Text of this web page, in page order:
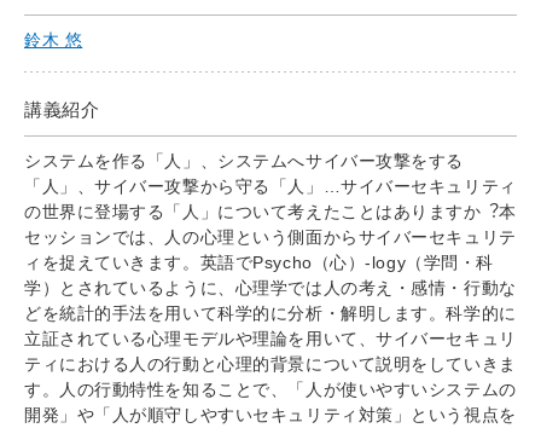
鈴木 悠
講義紹介
システムを作る「人」、システムへサイバー攻撃をする
「人」、サイバー攻撃から守る「人」…サイバーセキュリティ
の世界に登場する「人」について考えたことはありますか︖本
セッションでは、人の心理という側面からサイバーセキュリテ
ィを捉えていきます。英語でPsycho（心）-logy（学問・科
学）とされているように、心理学では人の考え・感情・行動な
どを統計的手法を用いて科学的に分析・解明します。科学的に
立証されている心理モデルや理論を用いて、サイバーセキュリ
ティにおける人の行動と心理的背景について説明をしていきま
す。人の行動特性を知ることで、「人が使いやすいシステムの
開発」や「人が順守しやすいセキュリティ対策」という視点を